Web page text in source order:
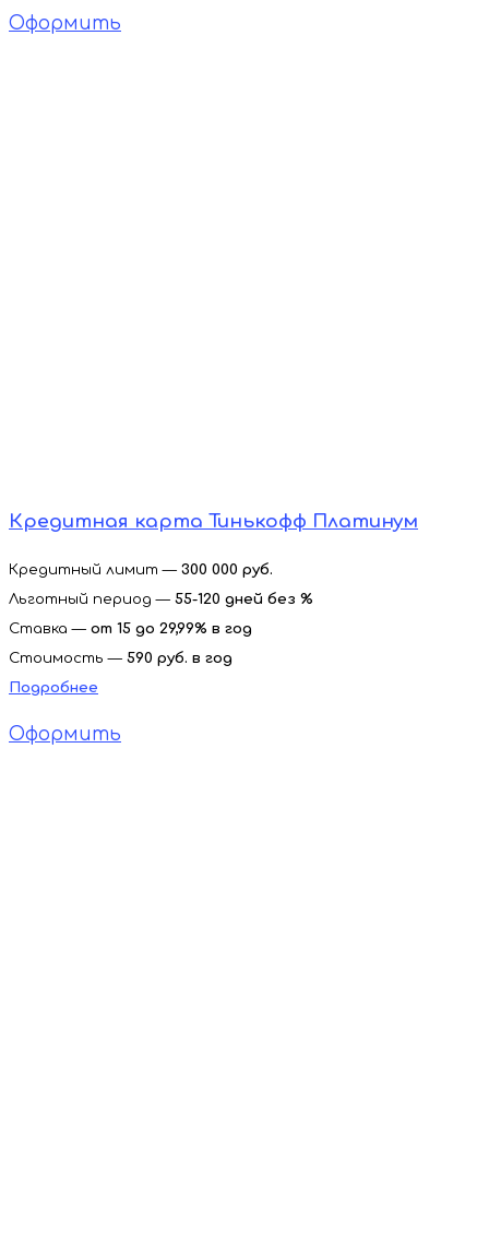
Оформить
Кредитная карта Тинькофф Платинум
Кредитный лимит — 300 000 руб.
Льготный период — 55-120 дней без %
Ставка — от 15 до 29,99% в год
Стоимость — 590 руб. в год
Подробнее
Оформить